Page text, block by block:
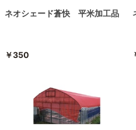
ネオシェード蒼快 平米加工品
￥350